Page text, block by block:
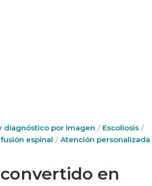
diagnóstico por imagen
Escoliosis
espinal Atención personalizada
en